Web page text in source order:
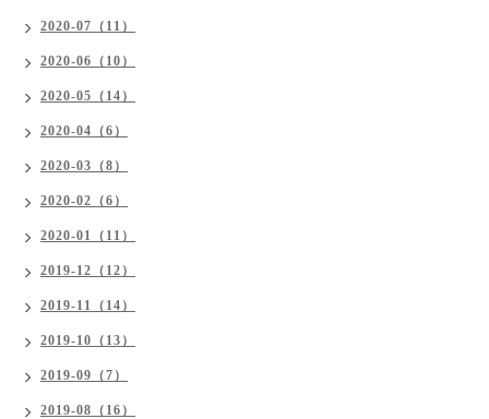
2020-07（11）
2020-06（10）
2020-05（14）
2020-04（6）
2020-03（8）
2020-02（6）
2020-01（11）
2019-12（12）
2019-11（14）
2019-10（13）
2019-09（7）
2019-08（16）